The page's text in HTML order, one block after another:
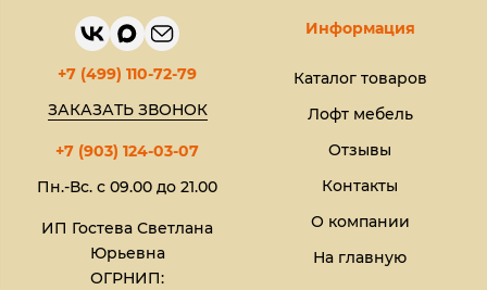
+7 (499) 110-72-79
ЗАКАЗАТЬ ЗВОНОК
+7 (903) 124-03-07
Пн.-Вс. с 09.00 до 21.00
ИП Гостева Светлана
Юрьевна​
ОГРНИП:
Информация
Каталог товаров
Лофт мебель
Отзывы
Контакты
О компании
На главную